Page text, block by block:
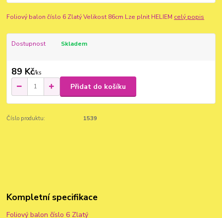
Foliový balon číslo 6 Zlatý Velikost 86cm Lze plnit HELIEM celý popis
Dostupnost Skladem
89 Kč/ks
Přidat do košíku
Číslo produktu: 1539
Kompletní specifikace
Foliový balon číslo 6 Zlatý